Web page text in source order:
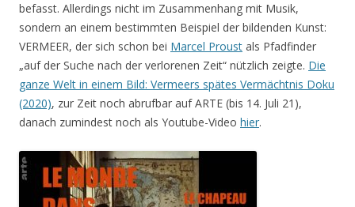
befasst. Allerdings nicht im Zusammenhang mit Musik,
sondern an einem bestimmten Beispiel der bildenden Kunst:
VERMEER, der sich schon bei Marcel Proust als Pfadfinder
„auf der Suche nach der verlorenen Zeit“ nützlich zeigte. Die
ganze Welt in einem Bild: Vermeers spätes Vermächtnis Doku
(2020), zur Zeit noch abrufbar auf ARTE (bis 14. Juli 21),
danach zumindest noch als Youtube-Video hier.